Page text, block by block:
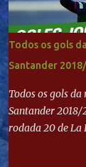
Todos os gols
Santander
Todos os gols
Santander 2018/
rodada 20 de La